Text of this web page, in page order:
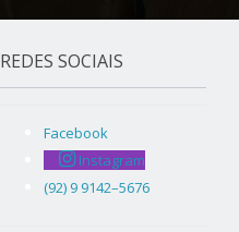
REDES SOCIAIS
Facebook
Instagram
(92) 9 9142–5676